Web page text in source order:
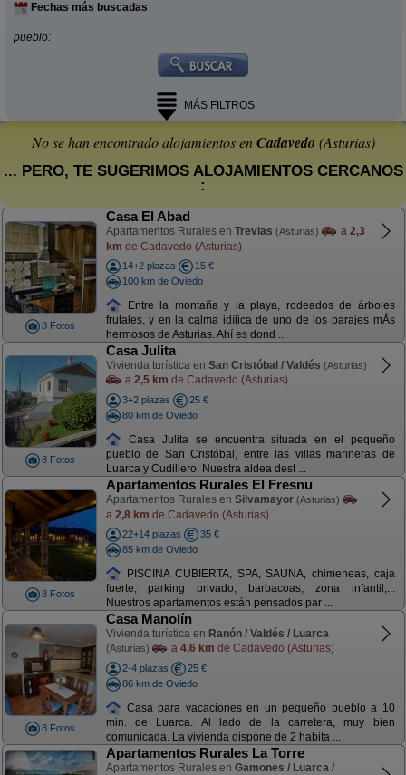
Fechas más buscadas
pueblo:
MÁS FILTROS
No se han encontrado alojamientos enCadavedo (Asturias)
... PERO, TE SUGERIMOS ALOJAMIENTOS CERCANOS
:
8 Fotos
Casa El Abad
Apartamentos Rurales en Trevias (Asturias) a 2,3
km de Cadavedo (Asturias)
14+2 plazas
15 €
100 km de Oviedo
Entre la montaña y la playa, rodeados de árboles
frutales, y en la calma idílica de uno de los parajes mÁs
hermosos de Asturias. Ahí es dond ...
8 Fotos
Casa Julita
Vivienda turística en San Cristóbal / Valdés (Asturias)
a 2,5 km de Cadavedo (Asturias)
3+2 plazas
25 €
80 km de Oviedo
Casa Julita se encuentra situada en el pequeño
pueblo de San Cristóbal, entre las villas marineras de
Luarca y Cudillero. Nuestra aldea dest ...
8 Fotos
Apartamentos Rurales El Fresnu
Apartamentos Rurales en Silvamayor (Asturias)
a 2,8 km de Cadavedo (Asturias)
22+14 plazas
35 €
85 km de Oviedo
PISCINA CUBIERTA, SPA, SAUNA, chimeneas, caja
fuerte, parking privado, barbacoas, zona infantil,...
Nuestros apartamentos están pensados par ...
8 Fotos
Casa Manolín
Vivienda turística en Ranón / Valdés / Luarca
(Asturias) a 4,6 km de Cadavedo (Asturias)
2-4 plazas
25 €
86 km de Oviedo
Casa para vacaciones en un pequeño pueblo a 10
min. de Luarca. Al lado de la carretera, muy bien
comunicada. La vivienda dispone de 2 habita ...
Apartamentos Rurales La Torre
Apartamentos Rurales en Gamones / Luarca /